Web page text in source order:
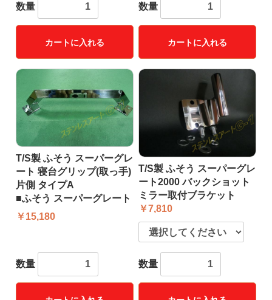
数量
カートに入れる
数量
カートに入れる
T/S製 ふそう スーパーグレ
ート 寝台グリップ(取っ手)
片側 タイプA
■ふそう スーパーグレート
￥15,180
数量
T/S製 ふそう スーパーグレ
ート2000 バックショット
ミラー取付ブラケット
￥7,810
数量